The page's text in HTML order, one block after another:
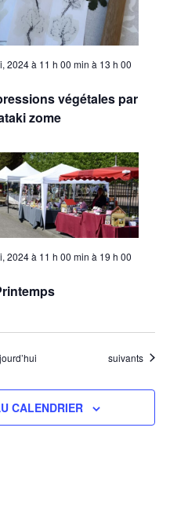
végétales par
zome
2024 à 11 h 00 min à 13 h 00
2024 à 11 h 00 min à 19 h 00
Évènements
suivants
CALENDRIER